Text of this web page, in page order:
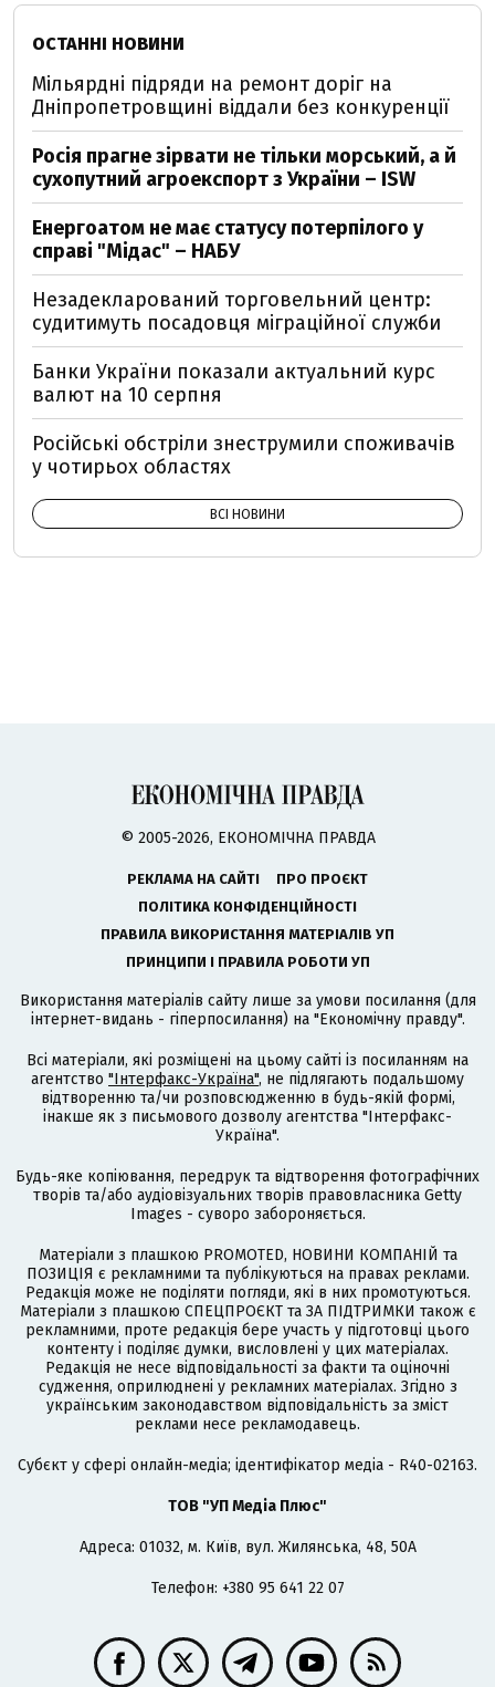
ОСТАННІ НОВИНИ
Мільярдні підряди на ремонт доріг на
Дніпропетровщині віддали без конкуренції
Росія прагне зірвати не тільки морський, а й
сухопутний агроекспорт з України – ISW
Енергоатом не має статусу потерпілого у
справі "Мідас" – НАБУ
Незадекларований торговельний центр:
судитимуть посадовця міграційної служби
Банки України показали актуальний курс
валют на 10 серпня
Російські обстріли знеструмили споживачів
у чотирьох областях
ВСІ НОВИНИ
© 2005-2026, ЕКОНОМІЧНА ПРАВДА
РЕКЛАМА НА САЙТІ
ПРО ПРОЄКТ
ПОЛІТИКА КОНФІДЕНЦІЙНОСТІ
ПРАВИЛА ВИКОРИСТАННЯ МАТЕРІАЛІВ УП
ПРИНЦИПИ І ПРАВИЛА РОБОТИ УП
Використання матеріалів сайту лише за умови посилання (для
інтернет-видань - гіперпосилання) на "Економічну правду".
Всі матеріали, які розміщені на цьому сайті із посиланням на
агентство "Інтерфакс-Україна", не підлягають подальшому
відтворенню та/чи розповсюдженню в будь-якій формі,
інакше як з письмового дозволу агентства "Інтерфакс-
Україна".
Будь-яке копіювання, передрук та відтворення фотографічних
творів та/або аудіовізуальних творів правовласника Getty
Images - суворо забороняється.
Матеріали з плашкою PROMOTED, НОВИНИ КОМПАНІЙ та
ПОЗИЦІЯ є рекламними та публікуються на правах реклами.
Редакція може не поділяти погляди, які в них промотуються.
Матеріали з плашкою СПЕЦПРОЄКТ та ЗА ПІДТРИМКИ також є
рекламними, проте редакція бере участь у підготовці цього
контенту і поділяє думки, висловлені у цих матеріалах.
Редакція не несе відповідальності за факти та оціночні
судження, оприлюднені у рекламних матеріалах. Згідно з
українським законодавством відповідальність за зміст
реклами несе рекламодавець.
Cубєкт у сфері онлайн-медіа; ідентифікатор медіа - R40-02163.
ТОВ "УП Медіа Плюс"
Адреса: 01032, м. Київ, вул. Жилянська, 48, 50А
Телефон: +380 95 641 22 07